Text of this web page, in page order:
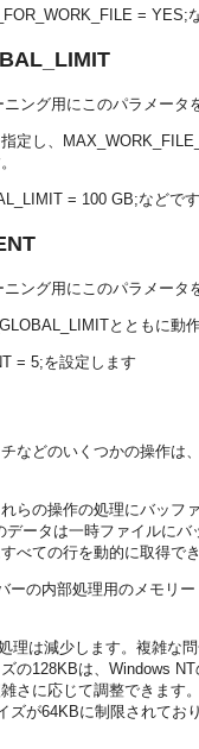
= YES;
ング用にこのパラメータ
定し、
= 100 GB;などです
ング用にこのパラメータ
とともに
= 5;を設定します
などのいくつかの操作は
らの操作の処理にバッ
データは一時ファイルに
べての行を動的に取得で
ーの内部処理用のメモリ
理は減少します。複雑な
の128KBは、Windows
さに応じて調整できま
ズが64KBに制限されて